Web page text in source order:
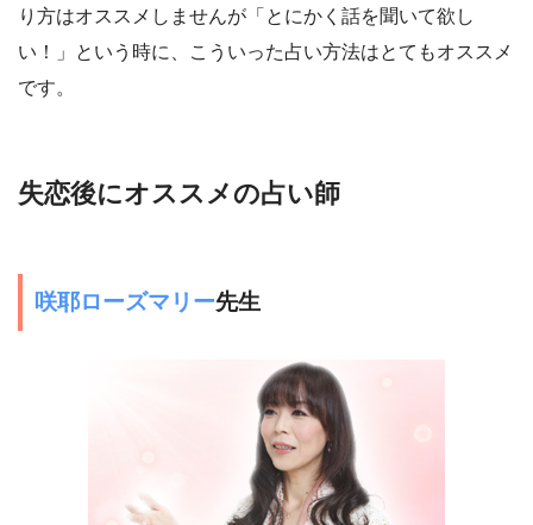
り方はオススメしませんが「とにかく話を聞いて欲し
い！」という時に、こういった占い方法はとてもオススメ
です。
失恋後にオススメの占い師
咲耶ローズマリー先生